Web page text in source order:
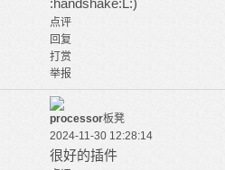
:handshake:L:)
点评
回复
打赏
举报
processor板凳
2024-11-30 12:28:14
很好的插件